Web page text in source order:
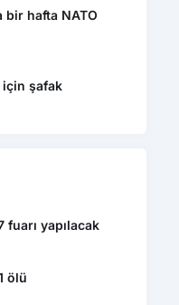
bir hafta NATO
için şafak
yapılacak
ölü